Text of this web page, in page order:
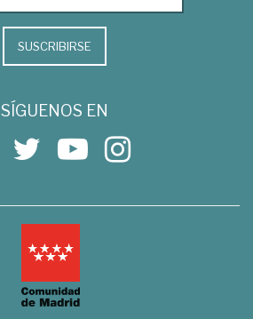
SUSCRIBIRSE
SÍGUENOS EN